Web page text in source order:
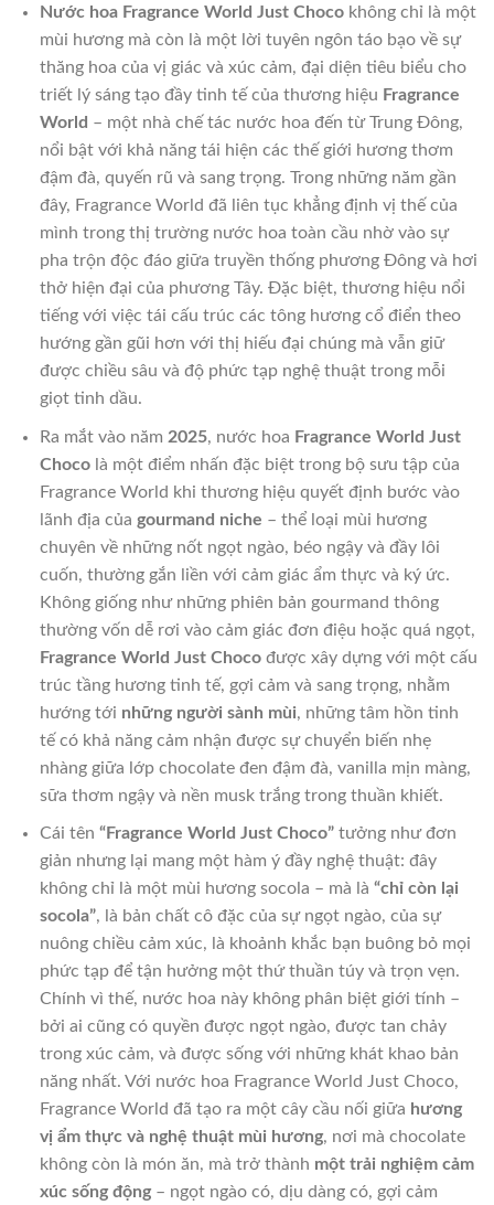
Nước hoa Fragrance World Just Chocokhông chỉ là một
mùi hương mà còn là một lời tuyên ngôn táo bạo về sự
thăng hoa của vị giác và xúc cảm, đại diện tiêu biểu cho
triết lý sáng tạo đầy tinh tế của thương hiệu Fragrance
World – một nhà chế tác nước hoa đến từ Trung Đông,
nổi bật với khả năng tái hiện các thế giới hương thơm
đậm đà, quyến rũ và sang trọng. Trong những năm gần
đây, Fragrance World đã liên tục khẳng định vị thế của
mình trong thị trường nước hoa toàn cầu nhờ vào sự
pha trộn độc đáo giữa truyền thống phương Đông và hơi
thở hiện đại của phương Tây. Đặc biệt, thương hiệu nổi
tiếng với việc tái cấu trúc các tông hương cổ điển theo
hướng gần gũi hơn với thị hiếu đại chúng mà vẫn giữ
được chiều sâu và độ phức tạp nghệ thuật trong mỗi
giọt tinh dầu.
Ra mắt vào năm 2025, nước hoa Fragrance World Just
Chocolà một điểm nhấn đặc biệt trong bộ sưu tập của
Fragrance World khi thương hiệu quyết định bước vào
lãnh địa của gourmand niche – thể loại mùi hương
chuyên về những nốt ngọt ngào, béo ngậy và đầy lôi
cuốn, thường gắn liền với cảm giác ẩm thực và ký ức.
Không giống như những phiên bản gourmand thông
thường vốn dễ rơi vào cảm giác đơn điệu hoặc quá ngọt,
Fragrance World Just Chocođược xây dựng với một cấu
trúc tầng hương tinh tế, gợi cảm và sang trọng, nhằm
hướng tới những người sành mùi, những tâm hồn tinh
tế có khả năng cảm nhận được sự chuyển biến nhẹ
nhàng giữa lớp chocolate đen đậm đà, vanilla mịn màng,
sữa thơm ngậy và nền musk trắng trong thuần khiết.
Cái tên “Fragrance World Just Choco”tưởng như đơn
giản nhưng lại mang một hàm ý đầy nghệ thuật: đây
không chỉ là một mùi hương socola – mà là “chỉ còn lại
socola”, là bản chất cô đặc của sự ngọt ngào, của sự
nuông chiều cảm xúc, là khoảnh khắc bạn buông bỏ mọi
phức tạp để tận hưởng một thứ thuần túy và trọn vẹn.
Chính vì thế, nước hoa này không phân biệt giới tính –
bởi ai cũng có quyền được ngọt ngào, được tan chảy
trong xúc cảm, và được sống với những khát khao bản
năng nhất. Với nước hoa Fragrance World Just Choco,
Fragrance World đã tạo ra một cây cầu nối giữa hương
vị ẩm thực và nghệ thuật mùi hương, nơi mà chocolate
không còn là món ăn, mà trở thành một trải nghiệm cảm
xúc sống động– ngọt ngào có, dịu dàng có, gợi cảm